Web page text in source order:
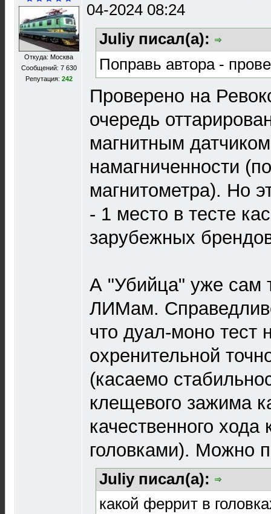
Откуда: Москва
Сообщений: 7 630
Репутация: 242
04-2024 08:24
Juliy писал(а):
Поправь автора -
Проверено на
очередь
магнитным
намагниченности
магнитометра). Но
- 1 место в тесте
зарубежных
А "Убийца" уже сам
ЛИМам.
что дуал-моно тест
охренительной
(касаемо
клещевого зажима
качественного хода
головками). Можно
Juliy писал(а):
какой феррит в